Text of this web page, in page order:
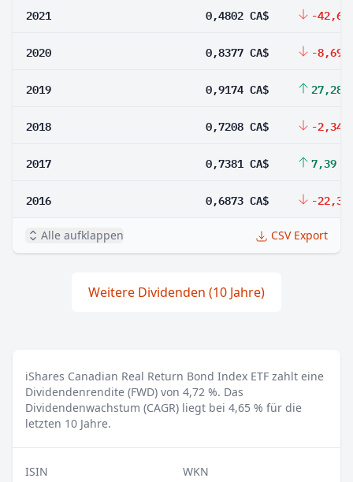
2021 0,4802 CA$ -42,68
2020 0,8377 CA$ -8,69
2019 0,9174 CA$ 27,28
2018 0,7208 CA$ -2,34
2017 0,7381 CA$ 7,39 %
2016 0,6873 CA$ -22,37
Alle aufklappen CSV Export
Weitere Dividenden (10 Jahre)
iShares Canadian Real Return Bond Index ETF zahlt eine
Dividendenrendite (FWD) von 4,72 %. Das
Dividendenwachstum (CAGR) liegt bei 4,65 % für die
letzten 10 Jahre.
ISIN
WKN